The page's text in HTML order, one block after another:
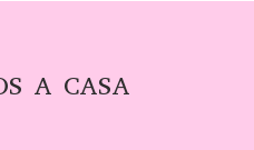
A CASA